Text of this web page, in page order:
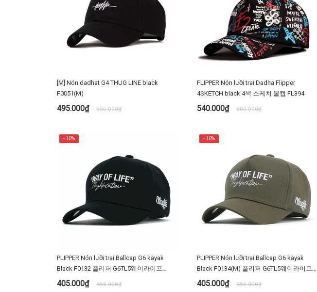
[M] Nón dadhat G4 THUG LINE black
F0051(M)
495.000₫ 550.000₫
FLIPPER Nón lưỡi trai Dadha Flipper
4SKETCH black 4색 스케치 볼캡 FL394
540.000₫ 600.000₫
- 10%
PLIPPER Nón lưỡi trai Ballcap G6 kayak
Black F0132 플리퍼 G6TL5웨이라이프
F0132 검정 D타입 야구 모자 빅사이즈 대두
405.000₫ 450.000₫
- 10%
PLIPPER Nón lưỡi trai Ballcap G6 kayak
Black F0134(M) 플리퍼 G6TL5웨이라이프
검정 D타입 야구 모자 빅사이즈 대두
405.000₫ 450.000₫